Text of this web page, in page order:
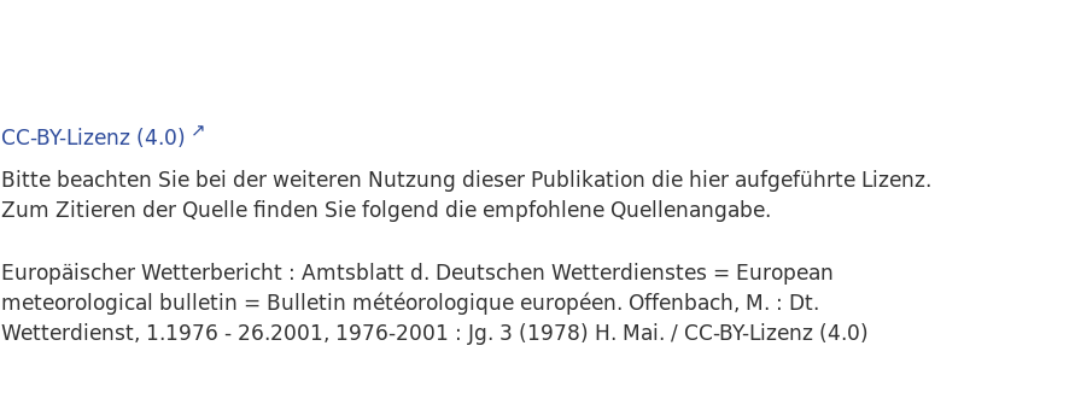
CC-BY-Lizenz (4.0)
Bitte beachten Sie bei der weiteren Nutzung dieser Publikation die hier aufgeführte Lizenz.
Zum Zitieren der Quelle finden Sie folgend die empfohlene Quellenangabe.
Europäischer Wetterbericht : Amtsblatt d. Deutschen Wetterdienstes = European
meteorological bulletin = Bulletin météorologique européen. Offenbach, M. : Dt.
Wetterdienst, 1.1976 - 26.2001, 1976-2001 : Jg. 3 (1978) H. Mai. / CC-BY-Lizenz (4.0)